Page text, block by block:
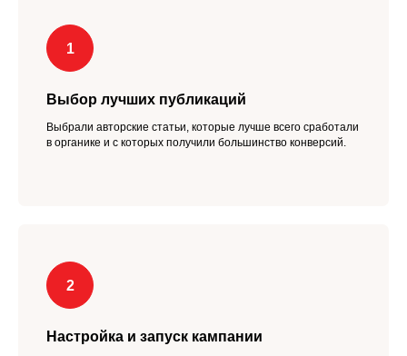
Выбор лучших публикаций
Выбрали авторские статьи, которые лучше всего сработали
в органике и с которых получили большинство конверсий.
Настройка и запуск кампании